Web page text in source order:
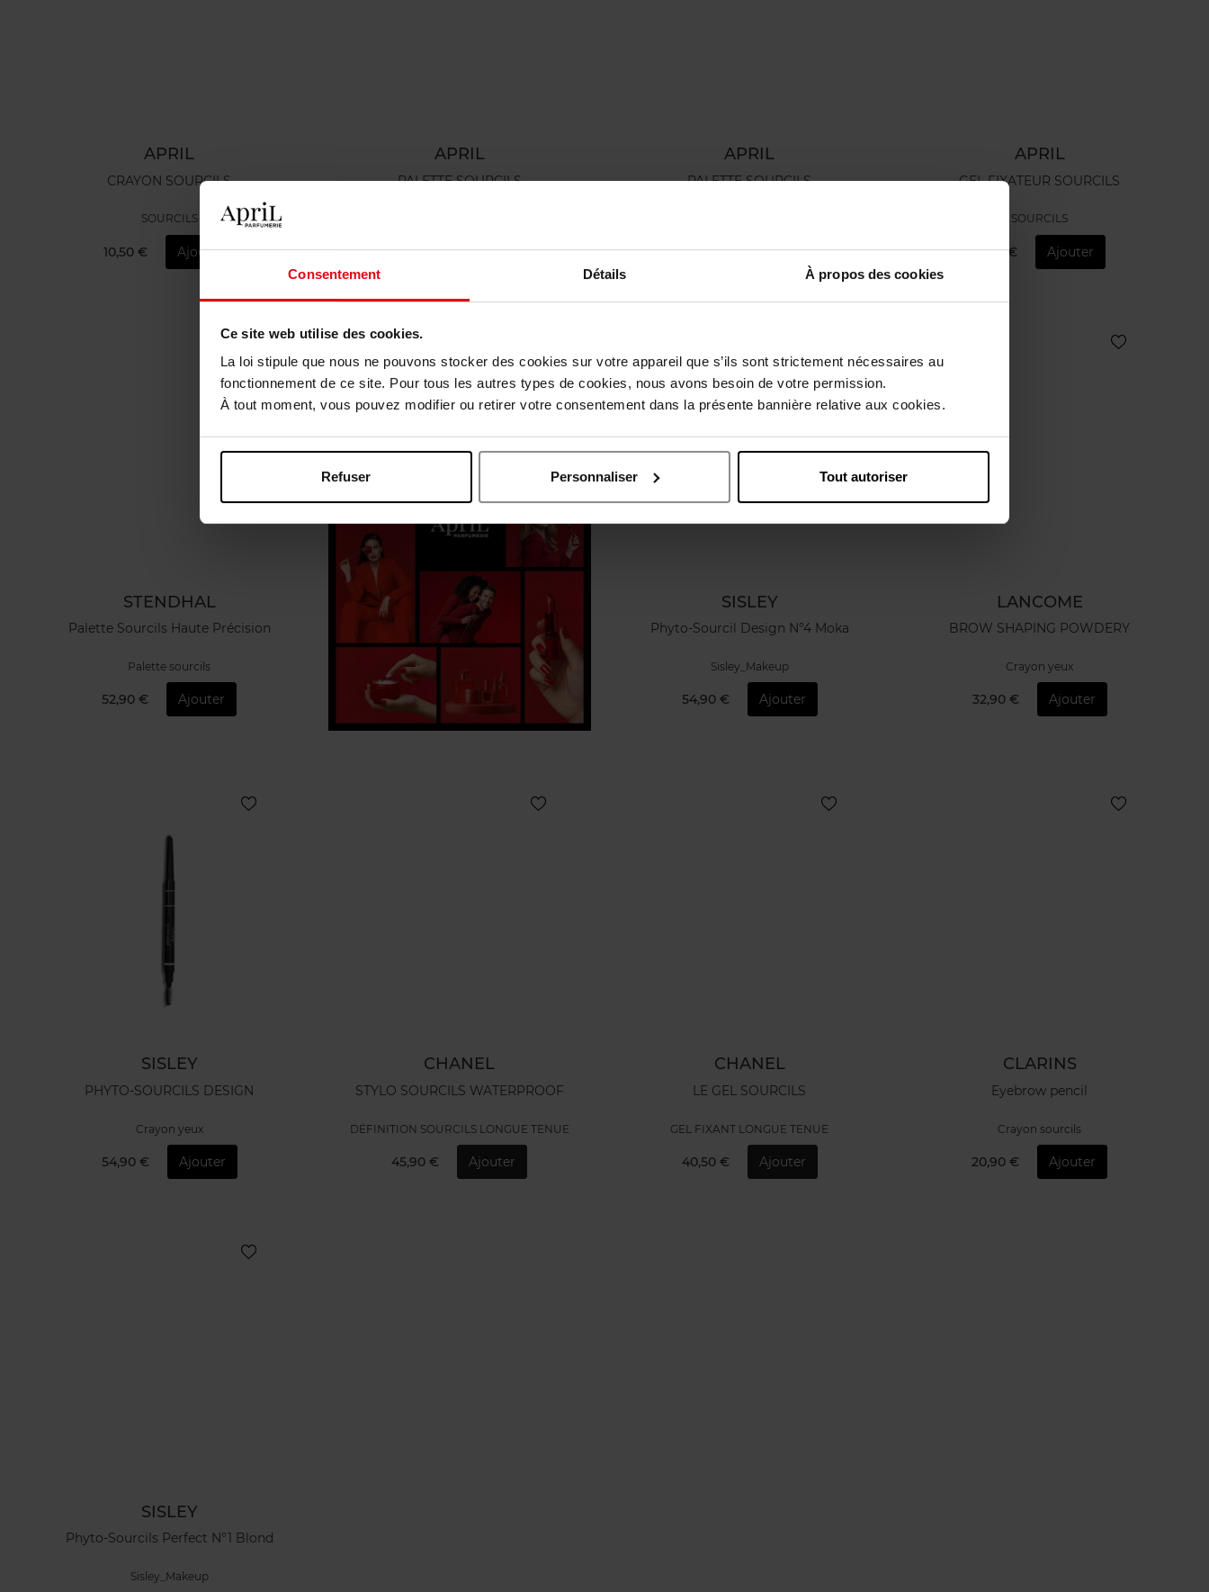
Consentement Détails À propos des cookies
Ce site web utilise des cookies.
La loi stipule que nous ne pouvons stocker des cookies sur votre appareil que s’ils sont strictement nécessaires au
fonctionnement de ce site. Pour tous les autres types de cookies, nous avons besoin de votre permission.
À tout moment, vous pouvez modifier ou retirer votre consentement dans la présente bannière relative aux cookies.
Refuser Personnaliser Tout autoriser
APRIL
CRAYON SOURCILS
SOURCILS
10,50 € Ajouter
APRIL
PALETTE SOURCILS
17,50 € Ajouter
APRIL
PALETTE SOURCILS
17,50 € Ajouter
APRIL
GEL FIXATEUR SOURCILS
SOURCILS
12,50 € Ajouter
STENDHAL
Palette Sourcils Haute Précision
Palette sourcils
52,90 € Ajouter
SISLEY
Phyto-Sourcil Design N°4 Moka
Sisley_Makeup
54,90 € Ajouter
LANCOME
BROW SHAPING POWDERY
Crayon yeux
32,90 € Ajouter
SISLEY
PHYTO-SOURCILS DESIGN
Crayon yeux
54,90 € Ajouter
CHANEL
STYLO SOURCILS WATERPROOF
DÉFINITION SOURCILS LONGUE TENUE
45,90 € Ajouter
CHANEL
LE GEL SOURCILS
GEL FIXANT LONGUE TENUE
40,50 € Ajouter
CLARINS
Eyebrow pencil
Crayon sourcils
20,90 € Ajouter
SISLEY
Phyto-Sourcils Perfect N°1 Blond
Sisley_Makeup